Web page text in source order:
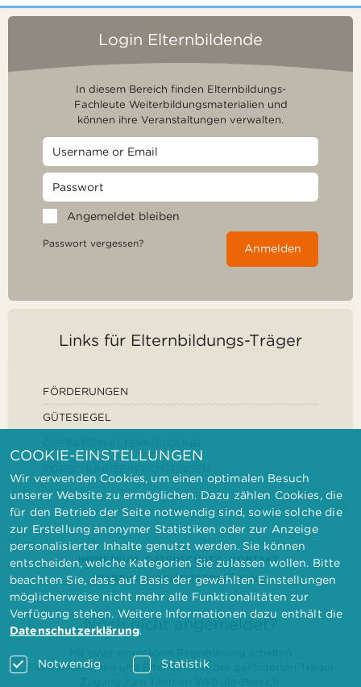
Login Elternbildende
In diesem Bereich finden Elternbildungs-
Fachleute Weiterbildungsmaterialien und
können ihre Veranstaltungen verwalten.
Angemeldet bleiben
Passwort vergessen? Anmelden
Links für Elternbildungs-Träger
FÖRDERUNGEN
GÜTESIEGEL
IMPRESSUM DATENSCHUTZ
KONTAKT
BARRIEREFREIHEITSERKLÄRUNG
Noch nicht angemeldet?
Elternbilderinnen und Elternbildner der geförderten Träger
COOKIE-EINSTELLUNGEN
Wir verwenden Cookies, um einen optimalen Besuch
unserer Website zu ermöglichen. Dazu zählen Cookies, die
für den Betrieb der Seite notwendig sind, sowie solche die
zur Erstellung anonymer Statistiken oder zur Anzeige
personalisierter Inhalte genutzt werden. Sie können
entscheiden, welche Kategorien Sie zulassen wollen. Bitte
beachten Sie, dass auf Basis der gewählten Einstellungen
möglicherweise nicht mehr alle Funktionalitäten zur
Verfügung stehen. Weitere Informationen dazu enthält die
Datenschutzerklärung.
Notwendig Statistik